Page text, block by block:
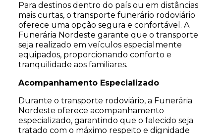
Para destinos dentro do país ou em distâncias
mais curtas, o transporte funerário rodoviário
oferece uma opção segura e confortável. A
Funerária Nordeste garante que o transporte
seja realizado em veículos especialmente
equipados, proporcionando conforto e
tranquilidade aos familiares.
Acompanhamento Especializado
Durante o transporte rodoviário, a Funerária
Nordeste oferece acompanhamento
especializado, garantindo que o falecido seja
tratado com o máximo respeito e dignidade